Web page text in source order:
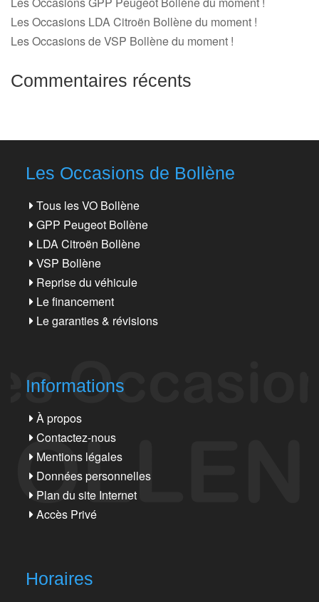
Les Occasions LDA Citroën Bollène du moment !
Les Occasions de VSP Bollène du moment !
Commentaires récents
Les Occasions de Bollène
Tous les VO Bollène
GPP Peugeot Bollène
LDA Citroën Bollène
VSP Bollène
Reprise du véhicule
Le financement
Le garanties & révisions
Informations
À propos
Contactez-nous
Mentions légales
Données personnelles
Plan du site Internet
Accès Privé
Horaires